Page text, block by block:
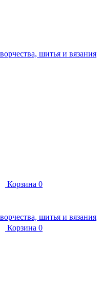
Корзина 0
Корзина 0